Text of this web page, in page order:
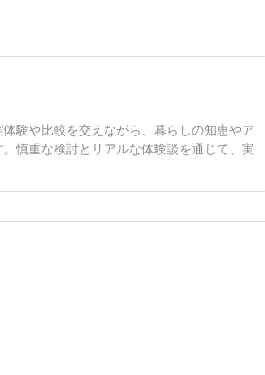
験や比較を交えながら、暮らしの知恵やア
慎重な検討とリアルな体験談を通じて、実